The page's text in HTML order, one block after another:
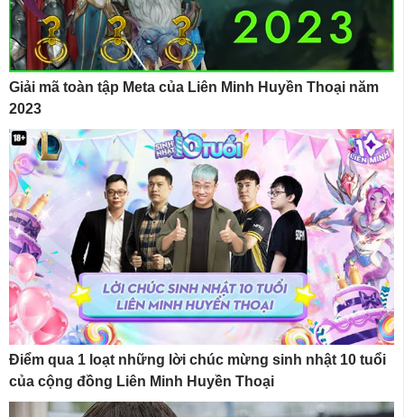
Giải mã toàn tập Meta của Liên Minh Huyền Thoại năm
2023
Điểm qua 1 loạt những lời chúc mừng sinh nhật 10 tuổi
của cộng đồng Liên Minh Huyền Thoại